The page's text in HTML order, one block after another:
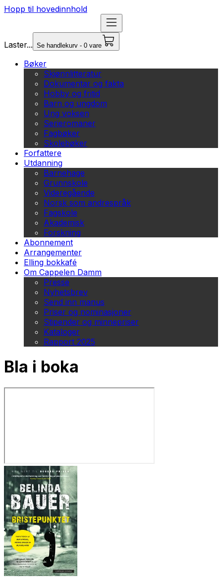
Hopp til hovedinnhold
Laster... Se handlekurv - 0 vare
Bøker
Skjønnlitteratur
Dokumentar og fakta
Hobby og fritid
Barn og ungdom
Ung voksen
Serieromaner
Fagbøker
Skolebøker
Forfattere
Utdanning
Barnehage
Grunnskole
Videregående
Norsk som andrespråk
Fagskole
Akademisk
Forskning
Abonnement
Arrangementer
Elling bokkafé
Om Cappelen Damm
Presse
Nyhetsbrev
Send inn manus
Priser og nominasjoner
Stipender og minnepriser
Kataloger
Rapport 2025
Bla i boka